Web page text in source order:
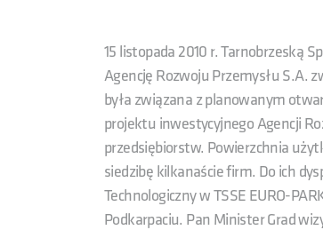
15 listopada 2010 r. Tarnobrzeską
Agencję Rozwoju Przemysłu S.A.
była związana z planowanym
projektu inwestycyjnego Agencji
przedsiębiorstw. Powierzchnia
siedzibę kilkanaście firm. Do ich
Technologiczny w TSSE EURO-
Podkarpaciu. Pan Minister Grad